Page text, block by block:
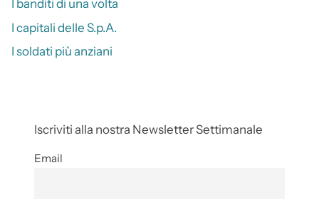
I banditi di una volta
I capitali delle S.p.A.
I soldati più anziani
Iscriviti alla nostra Newsletter Settimanale
Email